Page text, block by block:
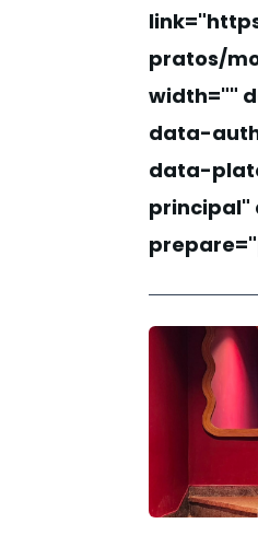
pratos/
width=""
data-
data-
principal"